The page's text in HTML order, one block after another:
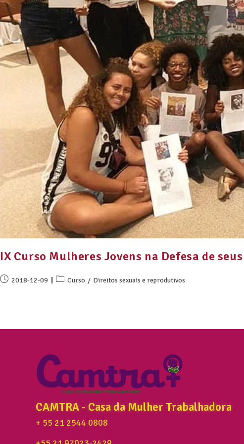
IX Curso Mulheres Jovens na Defesa de
2018-12-09 Curso / Direitos sexuais e reprodutivos
CAMTRA - Casa da Mulher Trabalhadora
+ 55 21 2544 0808